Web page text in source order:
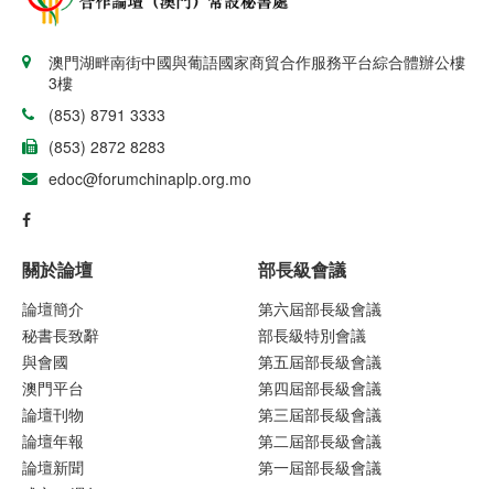
澳門湖畔南街中國與葡語國家商貿合作服務平台綜合體辦公樓
3樓
(853) 8791 3333
(853) 2872 8283
edoc@forumchinaplp.org.mo
關於論壇
論壇簡介
秘書長致辭
與會國
澳門平台
論壇刊物
論壇年報
論壇新聞
部長級會議
第六屆部長級會議
部長級特別會議
第五屆部長級會議
第四屆部長級會議
第三屆部長級會議
第二屆部長級會議
第一屆部長級會議